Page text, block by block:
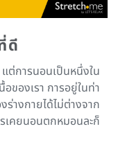
ดี
ต่การนอนเป็นหนึ่งใน
ของเรา การอยู่ในท่า
างกายได้ไม่ต่างจาก
เคยนอนตกหมอนละก็